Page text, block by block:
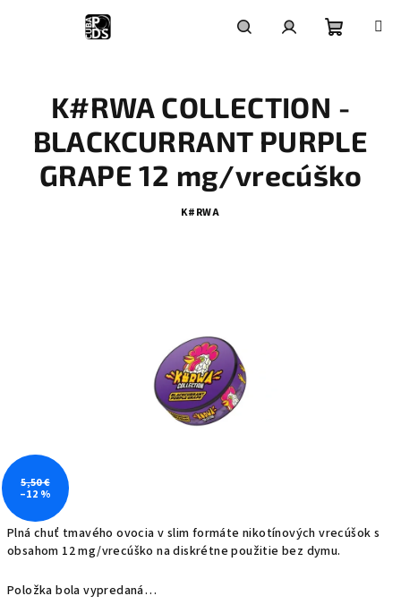
košík
Plná chuť tmavého ovocia v slim formáte nikotínových vrecúšok s
obsahom 12 mg/vrecúško na diskrétne použitie bez dymu.
Položka bola vypredaná…
K#RWA COLLECTION -
BLACKCURRANT PURPLE
GRAPE 12 mg/vrecúško
K#RWA
5,50 €
–12 %